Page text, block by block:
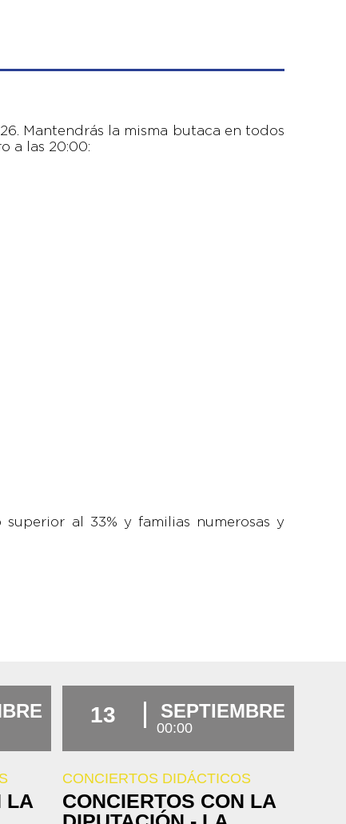
Mantendrás la misma butaca en todos
a las 20:00:
superior al 33% y familias numerosas y
LA
13 SEPTIEMBRE
00:00
CONCIERTOS DIDÁCTICOS
CONCIERTOS CON LA